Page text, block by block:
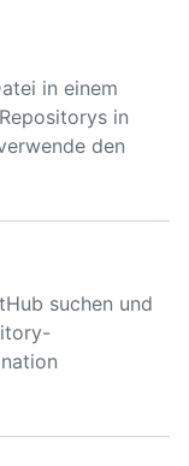
in einem
in
den
suchen und